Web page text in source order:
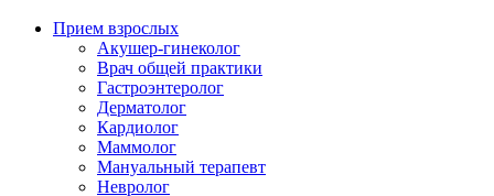
Прием взрослых
Акушер-гинеколог
Врач общей практики
Гастроэнтеролог
Дерматолог
Кардиолог
Маммолог
Мануальный терапевт
Невролог